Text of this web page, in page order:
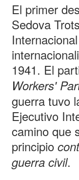
El primer
Sedova
1941. El
Workers'
guerra tuvo
Ejecutivo
camino que
principio
guerra civil.